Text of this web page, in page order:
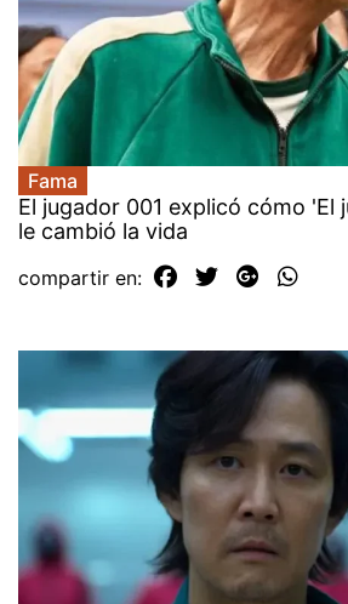
Fama
El jugador 001 explicó cómo 'El
le cambió la vida
compartir en: